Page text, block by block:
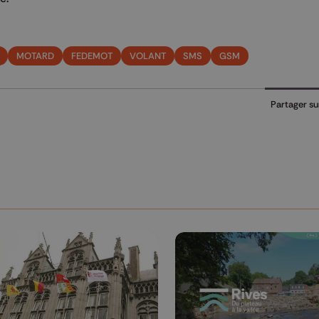
MOTARD FEDEMOT VOLANT SMS GSM
Partager